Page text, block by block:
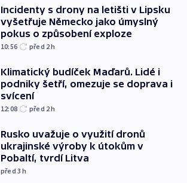
Incidenty s drony na letišti v Lipsku
vyšetřuje Německo jako úmyslný
pokus o způsobení exploze
10:56 před 2h
Klimatický budíček Maďarů. Lidé i
podniky šetří, omezuje se doprava i
svícení
12:08 před 2h
Rusko uvažuje o využití dronů
ukrajinské výroby k útokům v
Pobaltí, tvrdí Litva
před 3h